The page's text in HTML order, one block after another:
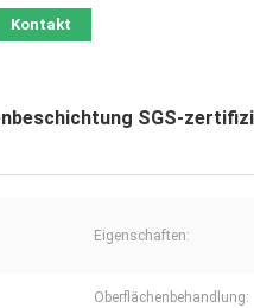
Kontakt
SGS-
Eigenschaften:
Oberflächenbehandlung: